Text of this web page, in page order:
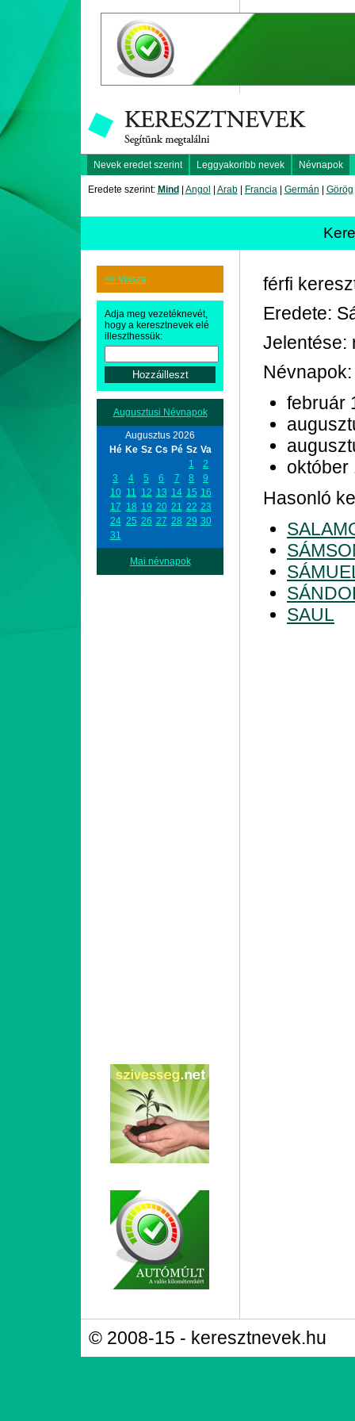
Nevek eredet szerint Leggyakoribb nevek Névnapok
Eredete szerint: Mind Angol Arab| Francia| Germán Görög
<< Vissza
Adja meg vezetéknevét,
hogy a keresztnevek elé
illeszthessük:
Augusztusi Névnapok
Augusztus 2026
Hé Ke Sz Cs Pé Sz Va
1
2
3
4 5 6 7 8
9
10 11 12 13 14 15 16
17 18 19 20 21 22 23
24 25 26 27 28 29 30
31
Mai névnapok
férfi
Eredete:
Jelentése:
Névnapok:
február
október
Hasonló
SAUL
© 2008-15 - keresztnevek.hu